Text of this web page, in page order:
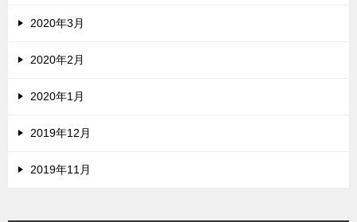
2020年3月
2020年2月
2020年1月
2019年12月
2019年11月